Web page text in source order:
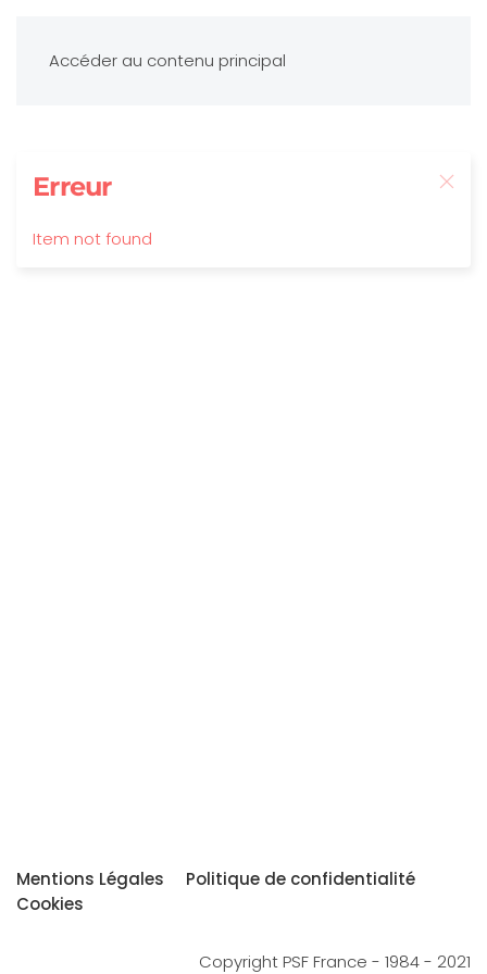
Accéder au contenu principal
Erreur
Item not found
Mentions Légales
Politique de confidentialité
Cookies
Copyright PSF France - 1984 - 2021